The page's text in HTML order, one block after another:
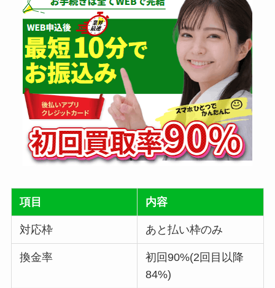
項目 内容
対応枠 あと払い枠のみ
換金率
初回90%(2回目以降
84%)